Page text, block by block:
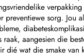
sorg. Jou
aangesien die
wat die smake van